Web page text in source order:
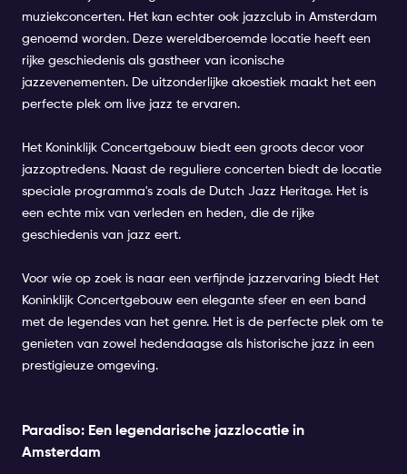
muziekconcerten. Het kan echter ook jazzclub in Amsterdam
genoemd worden. Deze wereldberoemde locatie heeft een
rijke geschiedenis als gastheer van iconische
jazzevenementen. De uitzonderlijke akoestiek maakt het een
perfecte plek om live jazz te ervaren.
Het Koninklijk Concertgebouw biedt een groots decor voor
jazzoptredens. Naast de reguliere concerten biedt de locatie
speciale programma's zoals de Dutch Jazz Heritage. Het is
een echte mix van verleden en heden, die de rijke
geschiedenis van jazz eert.
Voor wie op zoek is naar een verfijnde jazzervaring biedt Het
Koninklijk Concertgebouw een elegante sfeer en een band
met de legendes van het genre. Het is de perfecte plek om te
genieten van zowel hedendaagse als historische jazz in een
prestigieuze omgeving.
Paradiso: Een legendarische jazzlocatie in
Amsterdam